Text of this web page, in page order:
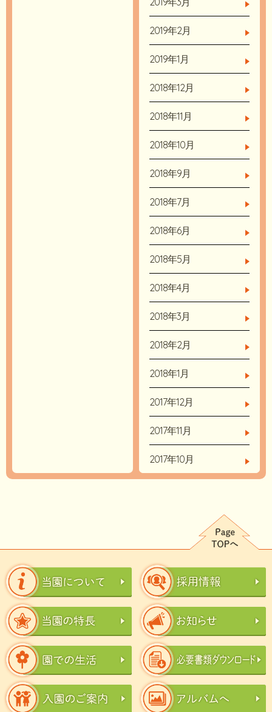
2019年2月
2019年1月
2018年12月
2018年11月
2018年10月
2018年9月
2018年7月
2018年6月
2018年5月
2018年4月
2018年3月
2018年2月
2018年1月
2017年12月
2017年11月
2017年10月